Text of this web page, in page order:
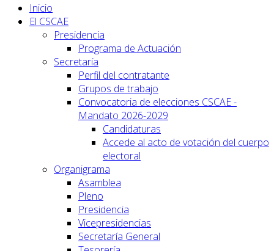
Inicio
El CSCAE
Presidencia
Programa de Actuación
Secretaría
Perfil del contratante
Grupos de trabajo
Convocatoria de elecciones CSCAE -
Mandato 2026-2029
Candidaturas
Accede al acto de votación del cuerpo
electoral
Organigrama
Asamblea
Pleno
Presidencia
Vicepresidencias
Secretaría General